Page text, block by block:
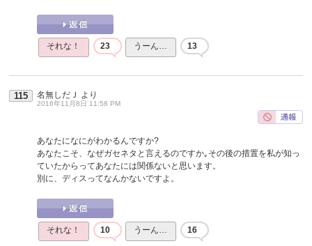
それな！ 23 うーん… 13
115 名無しだＪ より
2016年11月8日 11:58 PM
あなたになにがわかるんですか?
あなたこそ、なぜガセネタと言えるのですか｡その後の措置を私が知っ
ていたからってあなたには関係ないと思います。
別に、ディスってなんかないですよ。
それな！ 10 うーん… 16